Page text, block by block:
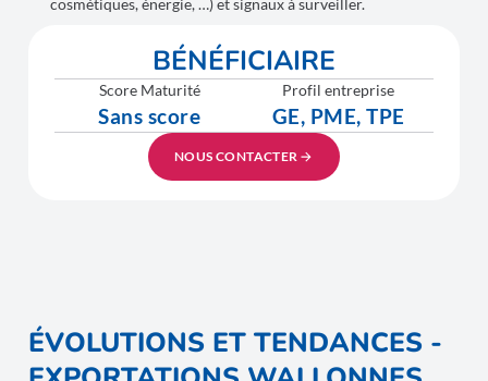
BÉNÉFICIAIRE
Score Maturité
Sans score
Profil entreprise
GE, PME, TPE
NOUS CONTACTER
ÉVOLUTIONS ET TENDANCES -